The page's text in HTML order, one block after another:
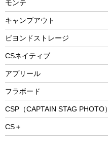
ランチボックス
ウィンター
スノーシュー
防寒ウェア
トレッキング
トレッキングアクセサリー
プレイグッズ
ウェルネス
モンテ
キャンプアウト
ビヨンドストレージ
CSネイティブ
アプリール
フラボード
CSP（CAPTAIN STAG PHOTO）
CS＋